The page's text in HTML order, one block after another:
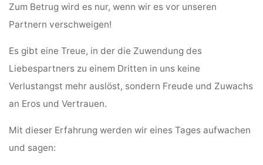
Zum Betrug wird es nur, wenn wir es vor unseren
Partnern verschweigen!
Es gibt eine Treue, in der die Zuwendung des
Liebespartners zu einem Dritten in uns keine
Verlustangst mehr auslöst, sondern Freude und Zuwachs
an Eros und Vertrauen.
Mit dieser Erfahrung werden wir eines Tages aufwachen
und sagen: